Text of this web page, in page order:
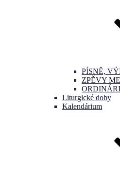
PÍSNĚ,
ZPĚVY
Liturgické doby
Kalendárium